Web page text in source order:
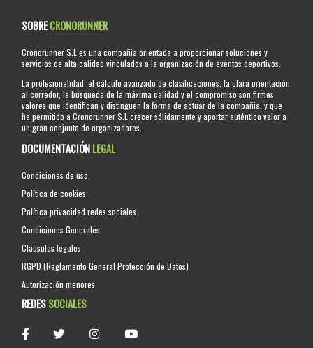
SOBRECRONORUNNER
Cronorunner S.L es una compañia orientada a proporcionar soluciones y
servicios de alta calidad vinculados a la organización de eventos deportivos.
La profesionalidad, el cálculo avanzado de clasificaciones, la clara orientación
al corredor, la búsqueda de la máxima calidad y el compromiso son firmes
valores que identifican y distinguen la forma de actuar de la compañia, y que
ha permitido a Cronorunner S.L crecer sólidamente y aportar auténtico valor a
un gran conjunto de organizadores.
DOCUMENTACIÓNLEGAL
Condiciones de uso
Política de cookies
Política privacidad redes sociales
Condiciones Generales
Cláusulas legales
RGPD (Reglamento General Protección de Datos)
Autorización menores
REDESSOCIALES